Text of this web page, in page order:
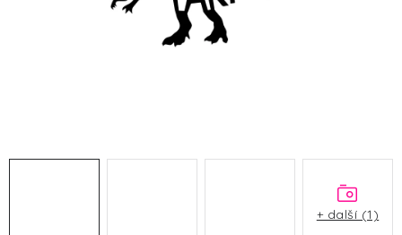
+ další (1)